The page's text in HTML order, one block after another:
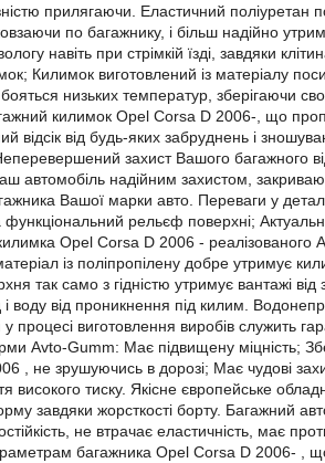
прилягаючи. Еластичний поліуретан
по багажнику, і більш надійно
навіть при стрімкій їзді, завдяки
Килимок виготовлений із матеріалу
низьких температур, зберігаючи
килимок Opel Corsa D 2006-, що
відсік від будь-яких забруднень і
захист Вашого багажного
автомобіль надійним захистом,
Вашої марки авто. Переваги у
рельєф поверхні;
Opel Corsa D 2006 - реалізованого
із поліпропілену добре утримує
так само з гідністю утримує вантажі
воду від проникнення під килим.
процесі виготовлення виробів служить
Avto-Gumm: Має підвищену міцність;
, не зрушуючись в дорозі; Має чудові
високого тиску. Якісне європейське
завдяки жорсткості борту. Багажний
не втрачає еластичність, має
багажника Opel Corsa D 2006- ,